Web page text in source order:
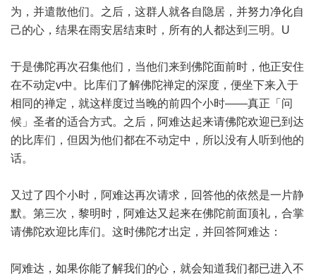
为，并遣散他们。之后，这群人就各自隐居，并努力净化自
己的心，结果在雨安居结束时，所有的人都达到三明。U
于是佛陀再次召集他们，当他们来到佛陀面前时，他正安住
在不动定v中。比库们了解佛陀禅定的深度，便坐下来入于
相同的禅定，就这样度过当晚的前四个小时——真正「问
候」圣者的适合方式。之后，阿难达起来请佛陀欢迎已到达
的比库们，但因为他们都在不动定中，所以没有人听到他的
话。
又过了四个小时，阿难达再次请求，回答他的依然是一片静
默。第三次，黎明时，阿难达又起来在佛陀前面顶礼，合掌
请佛陀欢迎比库们。这时佛陀才出定，并回答阿难达：
阿难达，如果你能了解我们的心，就会知道我们都已进入不